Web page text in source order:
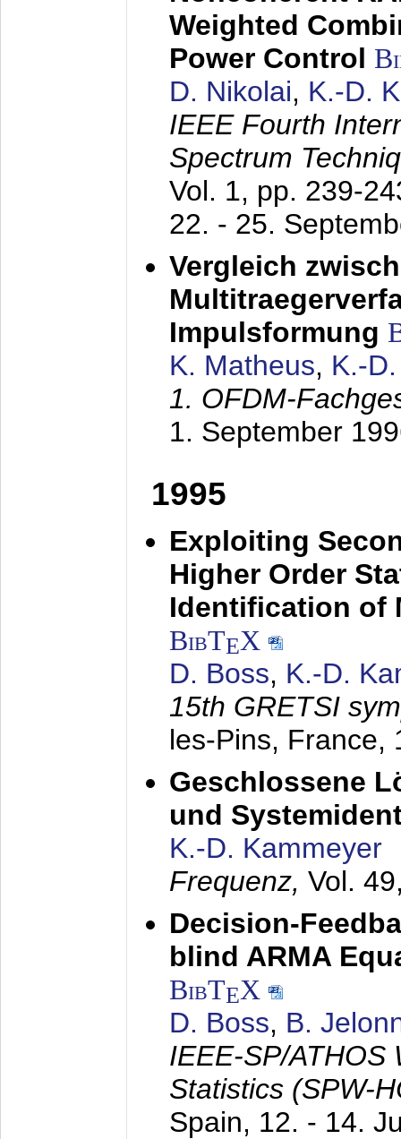
Weighted
Power Control
D. Nikolai, K.-D.
IEEE Fourth
Spectrum
Vol. 1, pp. 239-
22. - 25.
Vergleich
Impulsformung
K. Matheus, K.-
1. OFDM-
1. September
1995
Exploiting
Higher Order
Identification of
BibTEX
D. Boss, K.-D.
15th GRETSI
les-Pins, France,
Geschlossene
und
K.-D. Kammeyer
Frequenz, Vol.
Decision-
blind ARMA
BibTEX
D. Boss, B.
IEEE-SP/ATHOS
Statistics (SPW-
Spain, 12. - 14.